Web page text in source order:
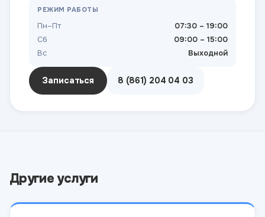
РЕЖИМ РАБОТЫ
Пн–Пт
07:30 – 19:00
Сб
09:00 – 15:00
Вс
Выходной
Записаться 8 (861) 204 04 03
Другие услуги